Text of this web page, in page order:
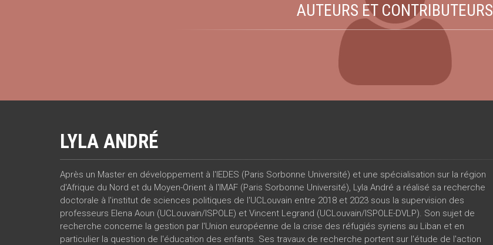
AUTEURS ET CONTRIBUTEURS
LYLA ANDRÉ
Après un Master en développement à l'IEDES (Paris Sorbonne Université) et une spécialisation sur la région
d'Afrique du Nord et du Moyen-Orient à l'IMAF (Paris Sorbonne Université), Lyla André a réalisé sa recherche
doctorale à l'institut de sciences politiques de l'UCLouvain entre 2018 et 2023 sous la supervision des
professeurs Elena Aoun (UCLouvain/ISPOLE) et Vincent Legrand (UCLouvain/ISPOLE-DVLP). Son sujet de
recherche concerne la gestion par l'Union européenne de la crise des réfugiés syriens au Liban et en
particulier la question de l'éducation des enfants. Ses travaux de recherche portent sur l'étude de l'action